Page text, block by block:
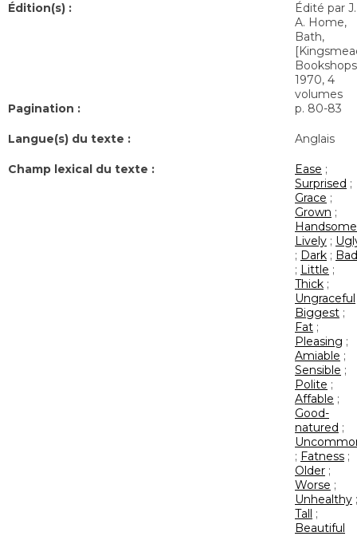
Édition(s) :
Édité par J.
A. Home,
Bath,
1970, 4
volumes
Pagination :
p. 80-83
Langue(s) du texte : Anglais
Champ lexical du texte : Ease ;
Surprised ;
Grace ;
Grown ;
Handsome
Lively ;
; Dark ; Bad
; Little ;
Thick ;
Ungraceful
Biggest ;
Fat ;
Pleasing ;
Amiable ;
Sensible ;
Polite ;
Affable ;
Good-
natured ;
; Fatness ;
Older ;
Worse ;
Unhealthy ;
Tall ;
Beautiful